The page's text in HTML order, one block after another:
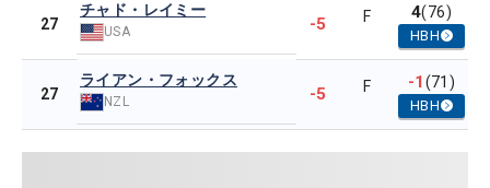
27
チャド・レイミー
USA -5 F 4(76)
HBH
27
ライアン・フォックス
NZL -5 F -1(71)
HBH